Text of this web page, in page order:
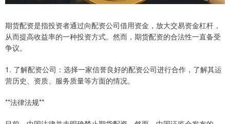
期货配资是指投资者通过向配资公司借用资金，放大交易资金杠杆，
从而提高收益率的一种投资方式。然而，期货配资的合法性一直备受
争议。
1. 了解配资公司：选择一家信誉良好的配资公司进行合作，了解其运
营历史、资质、服务质量等方面的情况。
**法律法规**